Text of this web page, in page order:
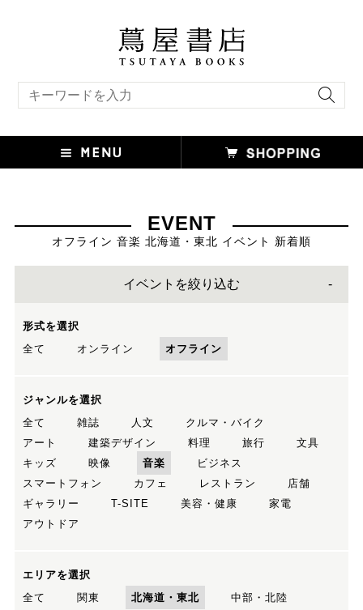
EVENT
オフライン 音楽 北海道・東北 イベント 新着順
イベントを絞り込む
形式を選択
全て
オンライン オフライン
ジャンルを選択
全て
雑誌 人文
クルマ・バイク
アート
建築デザイン 料理 旅行
文具
キッズ
映像 音楽
ビジネス
スマートフォン
カフェ レストラン
店舗
ギャラリー
T-SITE 美容・健康
家電
アウトドア
エリアを選択
全て
関東 北海道・東北
中部・北陸